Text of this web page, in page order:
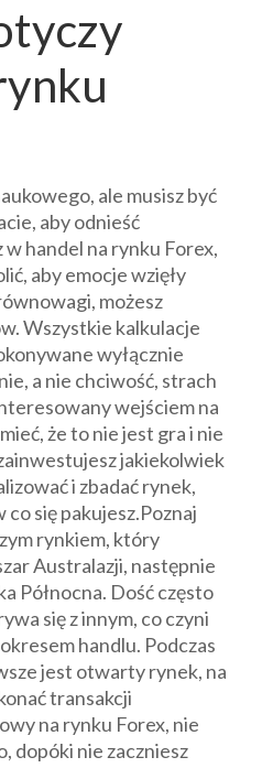
ale musisz być
aby odnieść
handel na rynku Forex,
aby emocje wzięły
możesz
Wszystkie kalkulacje
wyłącznie
a nie chciwość, strach
wejściem na
że to nie jest gra i nie
jakiekolwiek
i zbadać rynek,
co się pakujesz.Poznaj
rynkiem, który
Australazji, następnie
Północna. Dość często
się z innym, co czyni
handlu. Podczas
jest otwarty rynek, na
transakcji
na rynku Forex, nie
dopóki nie zaczniesz